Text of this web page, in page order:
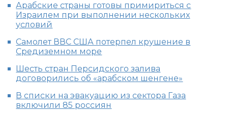
Арабские страны готовы примириться с
Израилем при выполнении нескольких
условий
Самолет ВВС США потерпел крушение в
Средиземном море
Шесть стран Персидского залива
договорились об «арабском шенгене»
В списки на эвакуацию из сектора Газа
включили 85 россиян